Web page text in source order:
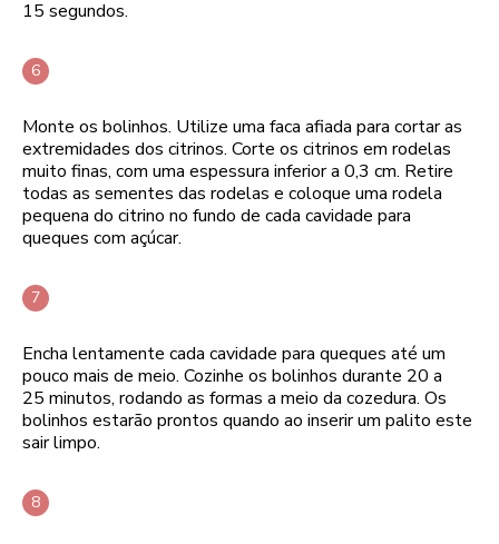
15 segundos.
Monte os bolinhos. Utilize uma faca afiada para cortar as
extremidades dos citrinos. Corte os citrinos em rodelas
muito finas, com uma espessura inferior a 0,3 cm. Retire
todas as sementes das rodelas e coloque uma rodela
pequena do citrino no fundo de cada cavidade para
queques com açúcar.
Encha lentamente cada cavidade para queques até um
pouco mais de meio. Cozinhe os bolinhos durante 20 a
25 minutos, rodando as formas a meio da cozedura. Os
bolinhos estarão prontos quando ao inserir um palito este
sair limpo.